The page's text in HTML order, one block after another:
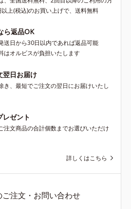
上(税込)のお買い上げで、送料無料
ら返品OK
送日から30日以内であれば返品可能
はオルビスが負担いたします
翌日お届け
き、最短でご注文の翌日にお届けいたし
レゼント
注文商品の合計個数までお選びいただけ
詳しくはこちら
ご注文・お問い合わせ